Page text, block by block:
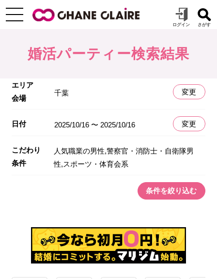
婚活パーティー検索結果
エリア
会場
千葉 変更
日付 2025/10/16 〜 2025/10/16 変更
こだわり
条件
人気職業の男性,警察官・消防士・自衛隊男
性,スポーツ・体育会系
条件を絞り込む